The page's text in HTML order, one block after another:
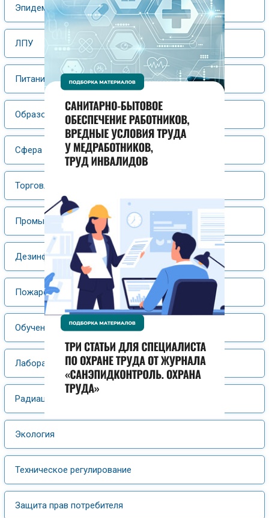
Эпидемиология
ЛПУ
Питание
Образование
Сфера услуг
Торговля
Промышленность
Дезинфекция, дезинсекция, дератизация
Пожаро- и электробезопасность
Обучение и аттестация персонала
Лабораторные исследования
Радиационная гигиена
Экология
Техническое регулирование
Защита прав потребителя